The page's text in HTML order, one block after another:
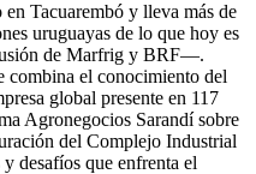
Tacuarembó y lleva más de
uruguayas de lo que hoy es
de Marfrig y BRF—.
combina el conocimiento del
global presente en 117
Agronegocios Sarandí sobre
del Complejo Industrial
desafíos que enfrenta el